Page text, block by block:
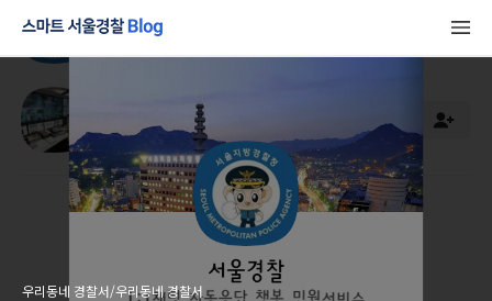
우리동네 경찰서/우리동네 경찰서